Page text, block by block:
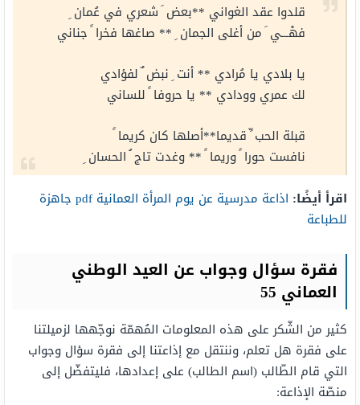
قلدوا عقد الغواني **بعض َ شعري في عُمان ِ
فهْـــي َ من أغلى الجمان ِ ** صاغها فخرا ً جناني
يا بلادي يا مُرادي ** أنت ِ نبض ٌ لفؤادي
لك عمري وودادي ** يا حروفا ً للساني
قبلة الحب ِّ قديما**أصلها كان كريما ً
نافست حورا ً وريما ً ** وغدت تاج ُ الحسان ِ
اقرأ أيضًا:
اذاعة مدرسية عن يوم المرأة العمانية pdf جاهزة
للطباعة
فقرة سؤال وجواب عن العيد الوطني
العماني 55
كثير من الشّكر على هذه المعلومات المُهمّة نوجّهها لزميلتنا
على فقرة هل تعلم، وننتقل مع إذاعتنا إلى فقرة سؤال وجواب
التي قام الطّالب (اسم الطالب) على إعدادها، فليتفضّل إلى
منصّة الإذاعة: